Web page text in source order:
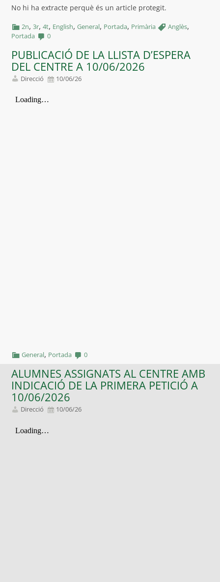
No hi ha extracte perquè és un article protegit.
2n,3r,4t, English,General, Portada, Primària Anglès,
Portada 0
PUBLICACIÓ DE LA LLISTA D’ESPERA
DEL CENTRE A 10/06/2026
Direcció 10/06/26
General, Portada 0
ALUMNES ASSIGNATS AL CENTRE AMB
INDICACIÓ DE LA PRIMERA PETICIÓ A
10/06/2026
Direcció 10/06/26